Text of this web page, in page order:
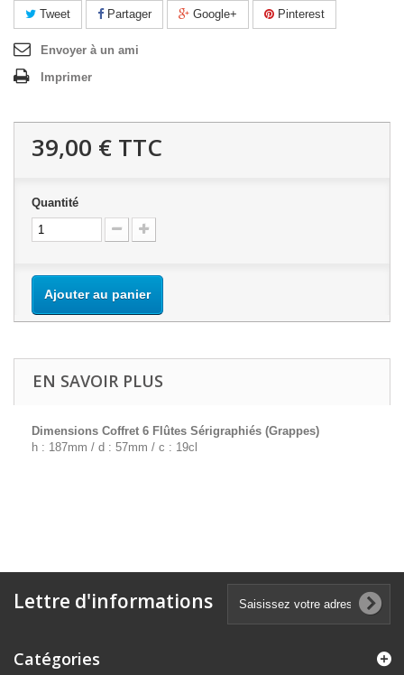
Tweet Partager Google+ Pinterest
Envoyer à un ami
Imprimer
39,00 € TTC
Quantité
Ajouter au panier
EN SAVOIR PLUS
Dimensions Coffret 6 Flûtes Sérigraphiés (Grappes)
h : 187mm / d : 57mm / c : 19cl
Lettre d'informations
Catégories